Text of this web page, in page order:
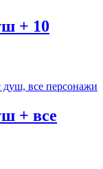
+ 10
+ все